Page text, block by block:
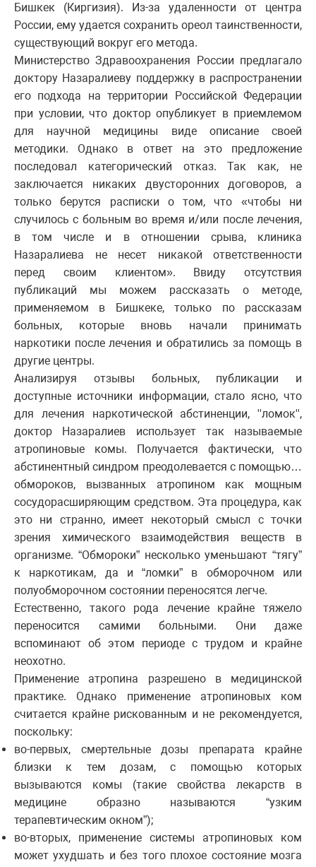
Бишкек (Киргизия). Из-за удаленности от центра
России, ему удается сохранить ореол таинственности,
существующий вокруг его метода.
Министерство Здравоохранения России предлагало
доктору Назаралиеву поддержку в распространении
его подхода на территории Российской Федерации
при условии, что доктор опубликует в приемлемом
для научной медицины виде описание своей
методики. Однако в ответ на это предложение
последовал категорический отказ. Так как, не
заключается никаких двусторонних договоров, а
только берутся расписки о том, что «чтобы ни
случилось с больным во время и/или после лечения,
в том числе и в отношении срыва, клиника
Назаралиева не несет никакой ответственности
перед своим клиентом». Ввиду отсутствия
публикаций мы можем рассказать о методе,
применяемом в Бишкеке, только по рассказам
больных, которые вновь начали принимать
наркотики после лечения и обратились за помощь в
другие центры.
Анализируя отзывы больных, публикации и
доступные источники информации, стало ясно, что
для лечения наркотической абстиненции, ''ломок'',
доктор Назаралиев использует так называемые
атропиновые комы. Получается фактически, что
абстинентный синдром преодолевается с помощью…
обмороков, вызванных атропином как мощным
сосудорасширяющим средством. Эта процедура, как
это ни странно, имеет некоторый смысл с точки
зрения химического взаимодействия веществ в
организме. “Обмороки” несколько уменьшают “тягу”
к наркотикам, да и “ломки” в обморочном или
полуобморочном состоянии переносятся легче.
Естественно, такого рода лечение крайне тяжело
переносится самими больными. Они даже
вспоминают об этом периоде с трудом и крайне
неохотно.
Применение атропина разрешено в медицинской
практике. Однако применение атропиновых ком
считается крайне рискованным и не рекомендуется,
поскольку:
во-первых, смертельные дозы препарата крайне
близки к тем дозам, с помощью которых
вызываются комы (такие свойства лекарств в
медицине образно называются “узким
терапевтическим окном”);
во-вторых, применение системы атропиновых ком
может ухудшать и без того плохое состояние мозга